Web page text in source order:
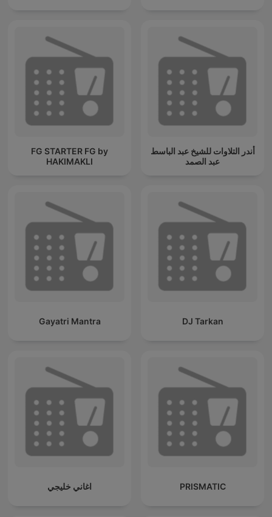
FG STARTER FG by
HAKIMAKLI
أندر التلاوات للشيخ عبد الباسط
عبد الصمد
Gayatri Mantra DJ Tarkan
اغاني خليجي PRISMATIC